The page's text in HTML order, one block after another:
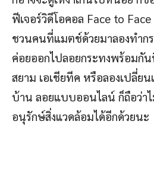
ฟีเจอร์วิดีโอคอล Face to Face
ชวนคนที่แมตช์ด้วยมาลองทำก
ค่อยออกไปลอยกระทงพร้อมกั
สยาม เอเชียทีค หรือลองเปลี่ย
บ้าน ลอยแบบออนไลน์ ก็ถือว่า
อนุรักษ์สิ่งแวดล้อมได้อีกด้วยนะ